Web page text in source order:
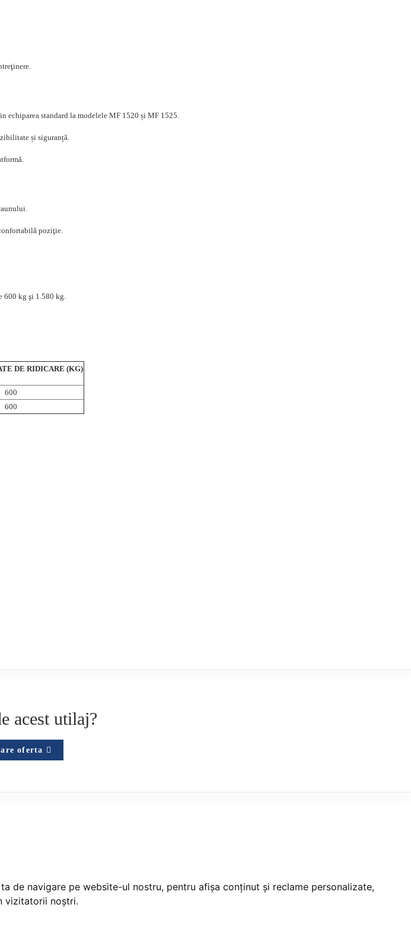
de navigare pe website-ul nostru, pentru afișa conținut și reclame personalizate,
vizitatorii noștri.
echiparea standard la modelele MF 1520 și MF 1525.
și siguranță.
poziţie.
600 kg şi 1.580 kg.
DE RIDICARE (KG)
acest utilaj?
oferta